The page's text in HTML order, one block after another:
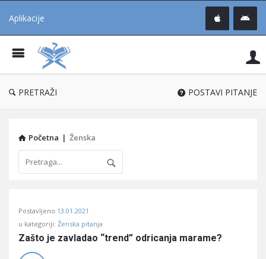
Aplikacije
®
PRETRAŽI POSTAVI PITANJE
Početna | Ženska
Učene
Latest
Postavljeno 13.01.2021
u kategoriji: Ženska pitanja
Zašto je zavladao “trend” odricanja marame?